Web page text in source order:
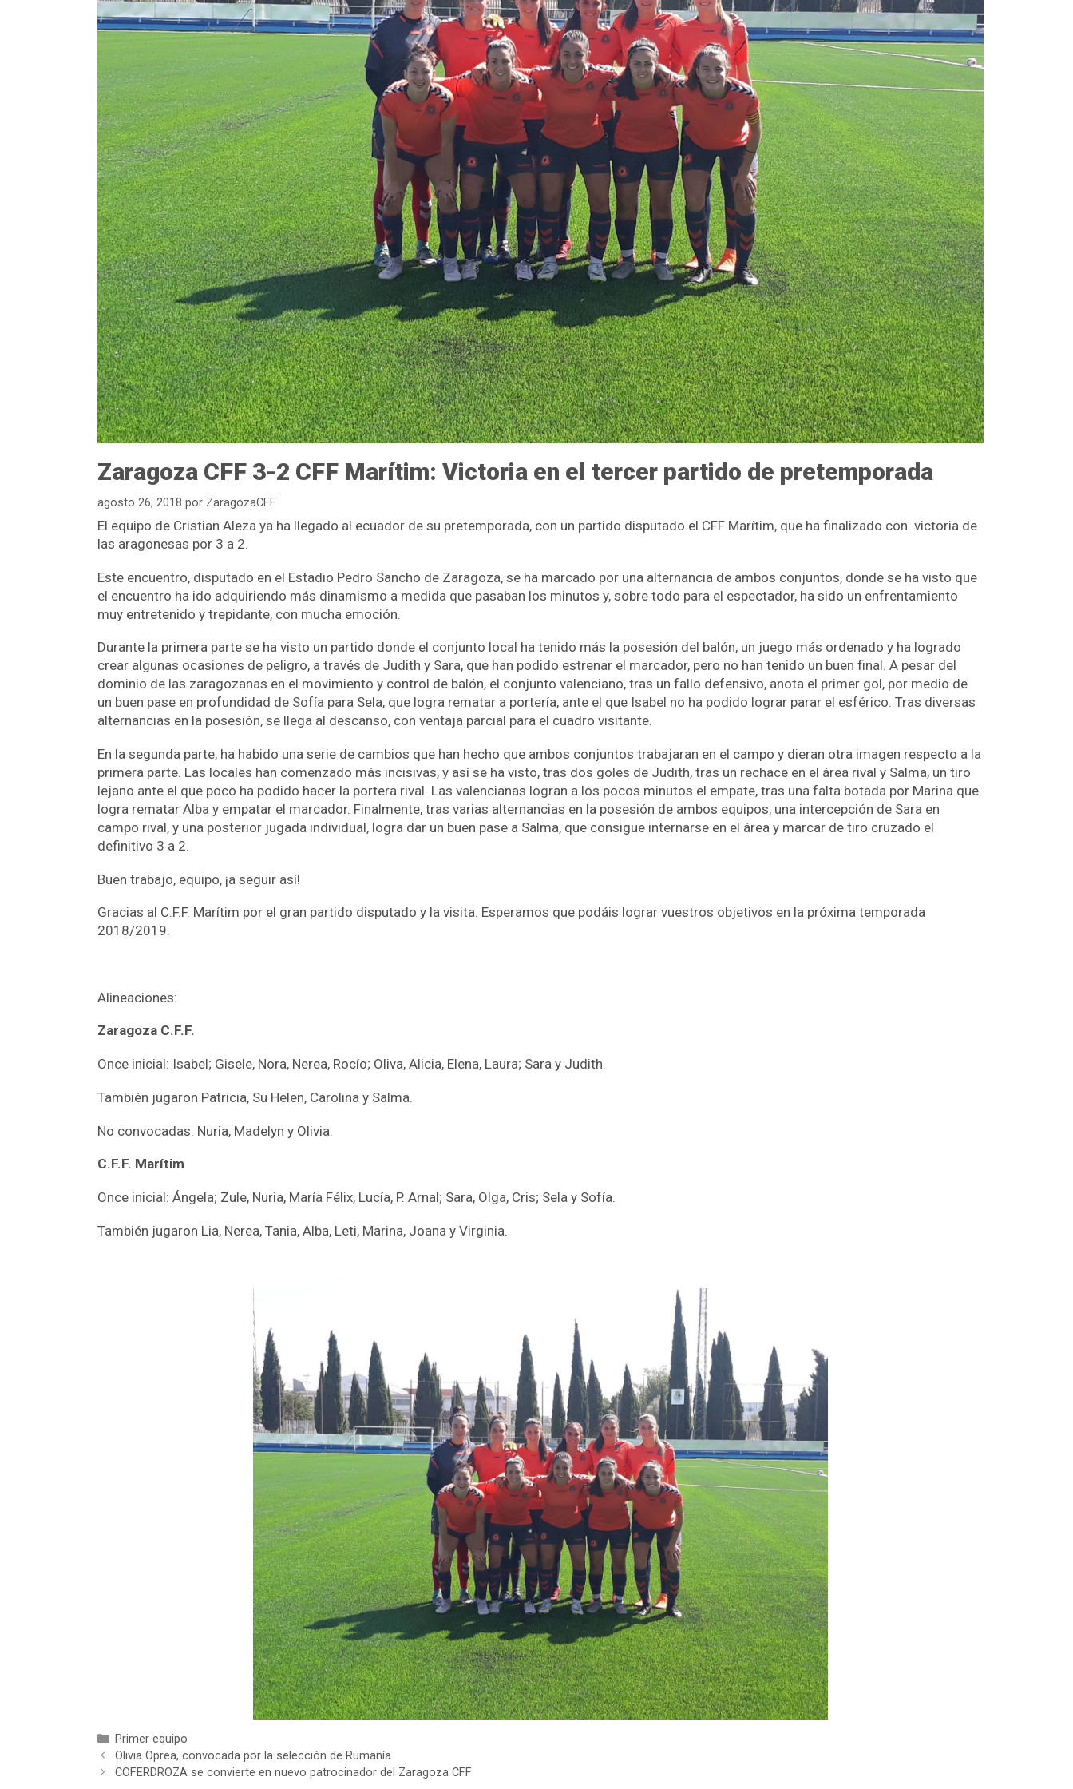
Zaragoza CFF 3-2 CFF Marítim: Victoria en el tercer partido de pretemporada
agosto 26, 2018 por ZaragozaCFF
El equipo de Cristian Aleza ya ha llegado al ecuador de su pretemporada, con un partido disputado el CFF Marítim, que ha finalizado con victoria de
las aragonesas por 3 a 2.
Este encuentro, disputado en el Estadio Pedro Sancho de Zaragoza, se ha marcado por una alternancia de ambos conjuntos, donde se ha visto que
el encuentro ha ido adquiriendo más dinamismo a medida que pasaban los minutos y, sobre todo para el espectador, ha sido un enfrentamiento
muy entretenido y trepidante, con mucha emoción.
Durante la primera parte se ha visto un partido donde el conjunto local ha tenido más la posesión del balón, un juego más ordenado y ha logrado
crear algunas ocasiones de peligro, a través de Judith y Sara, que han podido estrenar el marcador, pero no han tenido un buen final. A pesar del
dominio de las zaragozanas en el movimiento y control de balón, el conjunto valenciano, tras un fallo defensivo, anota el primer gol, por medio de
un buen pase en profundidad de Sofía para Sela, que logra rematar a portería, ante el que Isabel no ha podido lograr parar el esférico. Tras diversas
alternancias en la posesión, se llega al descanso, con ventaja parcial para el cuadro visitante.
En la segunda parte, ha habido una serie de cambios que han hecho que ambos conjuntos trabajaran en el campo y dieran otra imagen respecto a la
primera parte. Las locales han comenzado más incisivas, y así se ha visto, tras dos goles de Judith, tras un rechace en el área rival y Salma, un tiro
lejano ante el que poco ha podido hacer la portera rival. Las valencianas logran a los pocos minutos el empate, tras una falta botada por Marina que
logra rematar Alba y empatar el marcador. Finalmente, tras varias alternancias en la posesión de ambos equipos, una intercepción de Sara en
campo rival, y una posterior jugada individual, logra dar un buen pase a Salma, que consigue internarse en el área y marcar de tiro cruzado el
definitivo 3 a 2.
Buen trabajo, equipo, ¡a seguir así!
Gracias al C.F.F. Marítim por el gran partido disputado y la visita. Esperamos que podáis lograr vuestros objetivos en la próxima temporada
2018/2019.
Alineaciones:
Zaragoza C.F.F.
Once inicial: Isabel; Gisele, Nora, Nerea, Rocío; Oliva, Alicia, Elena, Laura; Sara y Judith.
También jugaron Patricia, Su Helen, Carolina y Salma.
No convocadas: Nuria, Madelyn y Olivia.
C.F.F. Marítim
Once inicial: Ángela; Zule, Nuria, María Félix, Lucía, P. Arnal; Sara, Olga, Cris; Sela y Sofía.
También jugaron Lia, Nerea, Tania, Alba, Leti, Marina, Joana y Virginia.
Primer equipo
Olivia Oprea, convocada por la selección de Rumanía
COFERDROZA se convierte en nuevo patrocinador del Zaragoza CFF